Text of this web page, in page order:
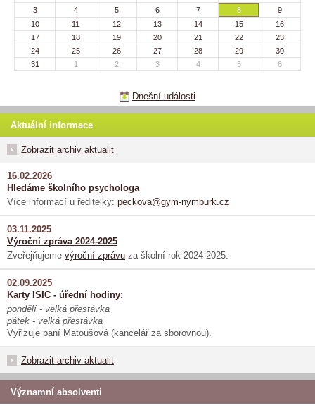
3
4 5 6 7 8
9
10
11 12 13 14 15
16
17
18 19 20 21 22
23
24
25 26 27 28 29
30
31
1 2 3 4 5 6
Dnešní události
Aktuální informace
Zobrazit archiv aktualit
16.02.2026
Hledáme školního psychologa
Více informací u ředitelky: peckova@gym-nymburk.cz
03.11.2025
Výroční zpráva 2024-2025
Zveřejňujeme výroční zprávu za školní rok 2024-2025.
02.09.2025
Karty ISIC - úřední hodiny:
pondělí - velká přestávka
pátek - velká přestávka
Vyřizuje paní Matoušová (kancelář za sborovnou).
Zobrazit archiv aktualit
Významní absolventi